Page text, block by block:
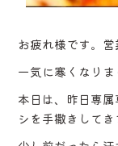
お疲れ様です。営
一気に寒くなりま
本日は、昨日専
シを手撒きしてき